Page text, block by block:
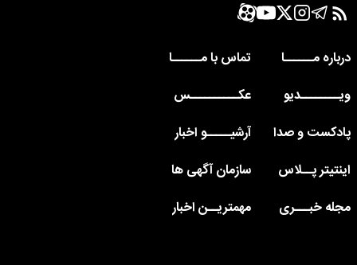
درباره مــــــا
تماس با مــــــا
ویــــــــدیو
عکــــــــــس
پادکست و صدا
آرشیـــــو اخبار
اینتیتر پــلاس
سازمان آگهی ها
مجله خبـــری
مهمتریــن اخبار